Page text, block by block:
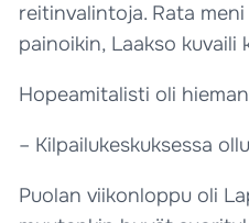
reitinvalintoja. Rata
painoikin, Laakso kuvaili
Hopeamitalisti oli
– Kilpailukeskuksessa
Puolan viikonloppu oli